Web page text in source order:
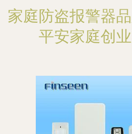
家庭防盗报警器
平安家庭创